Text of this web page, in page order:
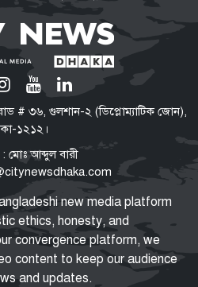
বিশেষজ্ঞরা
ওজনে বাড়ছে হৃদরোগ-
নানা জটিলতার ঝুঁকি
সার্বভৌমত্বের প্রশ্নে সিরাজুল
কখনো আপস করেননি: মির্জা
পক্ষে-বিপক্ষে নানা শক্তি
সঙ্গে সমাজ ও রাষ্ট্রের একটি
সমন্বয় প্রয়োজন বললেন
জিল্লুর
সেলে বন্দি রেখে নির্যাতন
# ৩৬, গুলশান-২ (ডিপ্লোম্যাটিক জোন),
১২১২।
মোঃ আব্দুল বারী
new media platform
ethics, honesty, and
convergence platform, we
content to keep our audience
and updates.